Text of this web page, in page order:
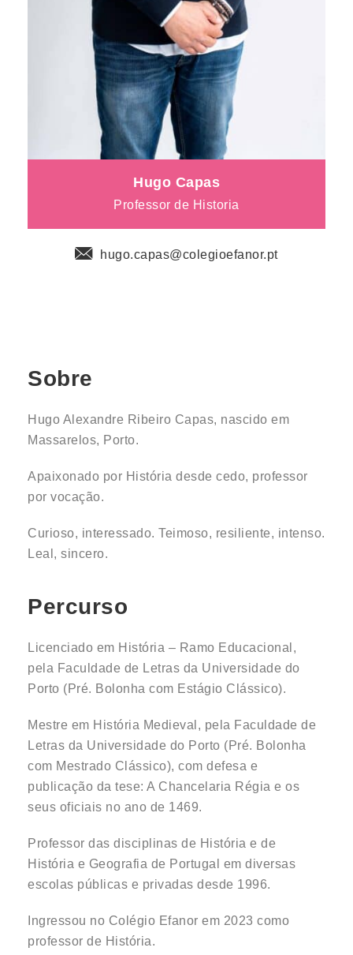
Hugo Capas
Professor de Historia
hugo.capas@colegioefanor.pt
Sobre
Hugo Alexandre Ribeiro Capas, nascido em
Massarelos, Porto.
Apaixonado por História desde cedo, professor
por vocação.
Curioso, interessado. Teimoso, resiliente, intenso.
Leal, sincero.
Percurso
Licenciado em História – Ramo Educacional,
pela Faculdade de Letras da Universidade do
Porto (Pré. Bolonha com Estágio Clássico).
Mestre em História Medieval, pela Faculdade de
Letras da Universidade do Porto (Pré. Bolonha
com Mestrado Clássico), com defesa e
publicação da tese: A Chancelaria Régia e os
seus oficiais no ano de 1469.
Professor das disciplinas de História e de
História e Geografia de Portugal em diversas
escolas públicas e privadas desde 1996.
Ingressou no Colégio Efanor em 2023 como
professor de História.